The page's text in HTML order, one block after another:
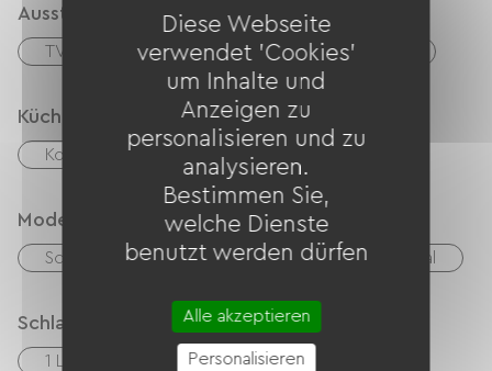
Ausstattung
TV Gartenmöbel Bügelausrüstung
Küche
Kochnische Kühlschrank
Modes de paiement
Schecks Bargeld Mandat International
Schlafgelegenheit
1 Lits 140cm 1 Lits 90cm
Diese Webseite
verwendet 'Cookies'
um Inhalte und
Anzeigen zu
personalisieren und zu
analysieren.
Bestimmen Sie,
welche Dienste
benutzt werden dürfen
Alle akzeptieren
Personalisieren